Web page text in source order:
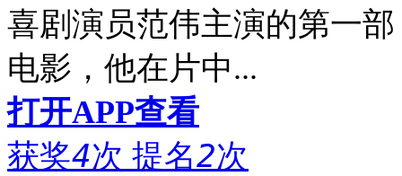
喜剧演员范伟主演的第一部
电影，他在片中...
打开APP查看
获奖4次 提名2次